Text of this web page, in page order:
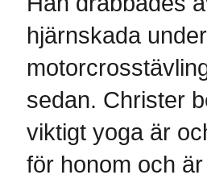
hjärnskada
sedan. Christer
viktigt yoga är
för honom och